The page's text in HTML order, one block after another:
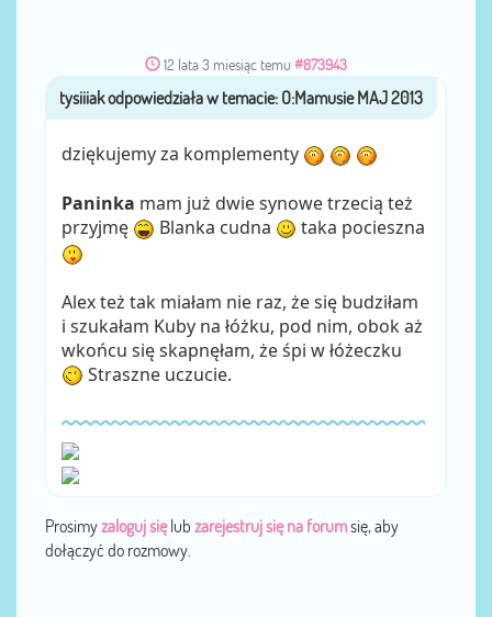
12 lata 3 miesiąc temu #873943
przeztysiiiak
dziękujemy za komplementy
Paninka mam już dwie synowe trzecią też
przyjmę
Blanka cudna taka pocieszna
Alex też tak miałam nie raz, że się budziłam
i szukałam Kuby na łóżku, pod nim, obok aż
wkońcu się skapnęłam, że śpi w łóżeczku
Straszne uczucie.
Prosimyzaloguj sięlub zarejestruj się na forumsię, aby
dołączyć do rozmowy.